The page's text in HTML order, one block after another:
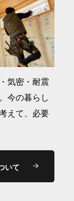
気密・耐震
今の暮らし
えて、必要
いて